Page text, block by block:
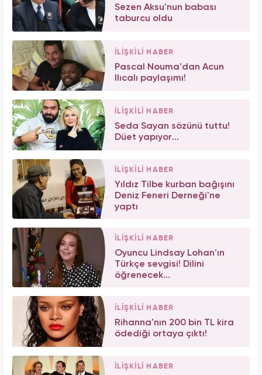
Sezen Aksu'nun babası
taburcu oldu
İLİŞKİLİ HABER
Pascal Nouma'dan Acun
Ilıcalı paylaşımı!
İLİŞKİLİ HABER
Seda Sayan sözünü tuttu!
Düet yapıyor...
İLİŞKİLİ HABER
Yıldız Tilbe kurban bağışını
Deniz Feneri Derneği'ne
yaptı
İLİŞKİLİ HABER
Oyuncu Lindsay Lohan'ın
Türkçe sevgisi! Dilini
öğrenecek...
İLİŞKİLİ HABER
Rihanna'nın 200 bin TL kira
ödediği ortaya çıktı!
İLİŞKİLİ HABER